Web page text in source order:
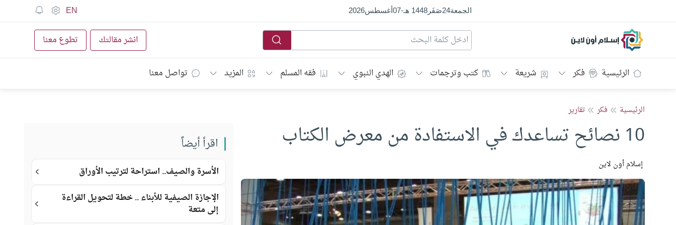
الجمعة24صَفَر1448 هـ -
07أغسطس2026
EN
إسلام أون لاين انشر مقالتك تطوع معنا
الرئيسية فكر شريعة كتب وترجمات الهدي النبوي فقه المسلم المزيد تواصل معنا
الرئيسية فكر تقارير
10 نصائح تساعدك في الاستفادة من معرض الكتاب
إسلام أون لاين
اقرأ أيضاً
الأسرة والصيف.. استراحة لترتيب الأوراق
الإجازة الصيفية للأبناء .. خطة لتحويل القراءة
إلى متعة